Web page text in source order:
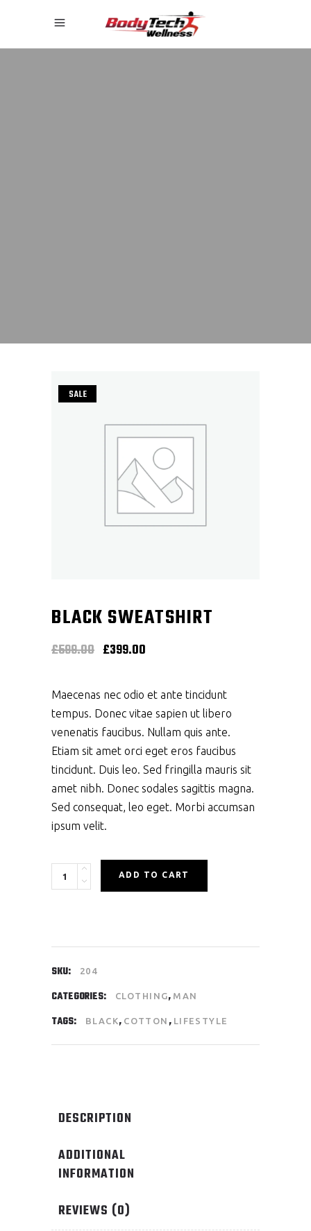
SALE
BLACK SWEATSHIRT
£599.00 Original
£599.00.
£399.00
£399.00.
Maecenas nec odio et ante tincidunt
tempus. Donec vitae sapien ut libero
venenatis faucibus. Nullam quis ante.
Etiam sit amet orci eget eros faucibus
tincidunt. Duis leo. Sed fringilla mauris sit
amet nibh. Donec sodales sagittis magna.
Sed consequat, leo eget. Morbi accumsan
ipsum velit.
Quantity ADD TO CART
SKU: 204
CATEGORIES: CLOTHING, MAN
TAGS: BLACK, COTTON , LIFESTYLE
DESCRIPTION
ADDITIONAL
INFORMATION
REVIEWS (0)